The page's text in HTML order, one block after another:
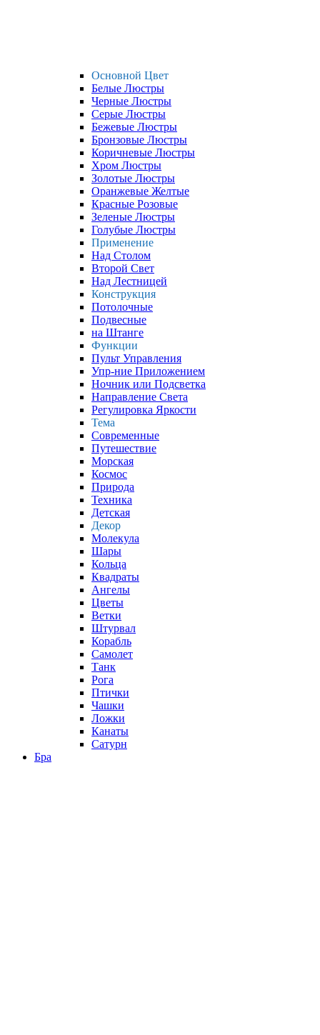
Основной Цвет
Белые Люстры
Черные Люстры
Серые Люстры
Бежевые Люстры
Бронзовые Люстры
Коричневые Люстры
Хром Люстры
Золотые Люстры
Оранжевые Желтые
Красные Розовые
Зеленые Люстры
Голубые Люстры
Применение
Над Столом
Второй Свет
Над Лестницей
Конструкция
Потолочные
Подвесные
на Штанге
Функции
Пульт Управления
Упр-ние Приложением
Ночник или Подсветка
Направление Света
Регулировка Яркости
Тема
Современные
Путешествие
Морская
Космос
Природа
Техника
Детская
Декор
Молекула
Шары
Кольца
Квадраты
Ангелы
Цветы
Ветки
Штурвал
Корабль
Самолет
Танк
Рога
Птички
Чашки
Ложки
Канаты
Сатурн
Бра